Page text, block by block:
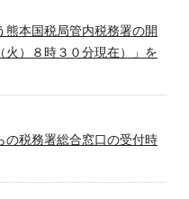
熊本国税局管内税務署の開
火）８時３０分現在）」を
の税務署総合窓口の受付時